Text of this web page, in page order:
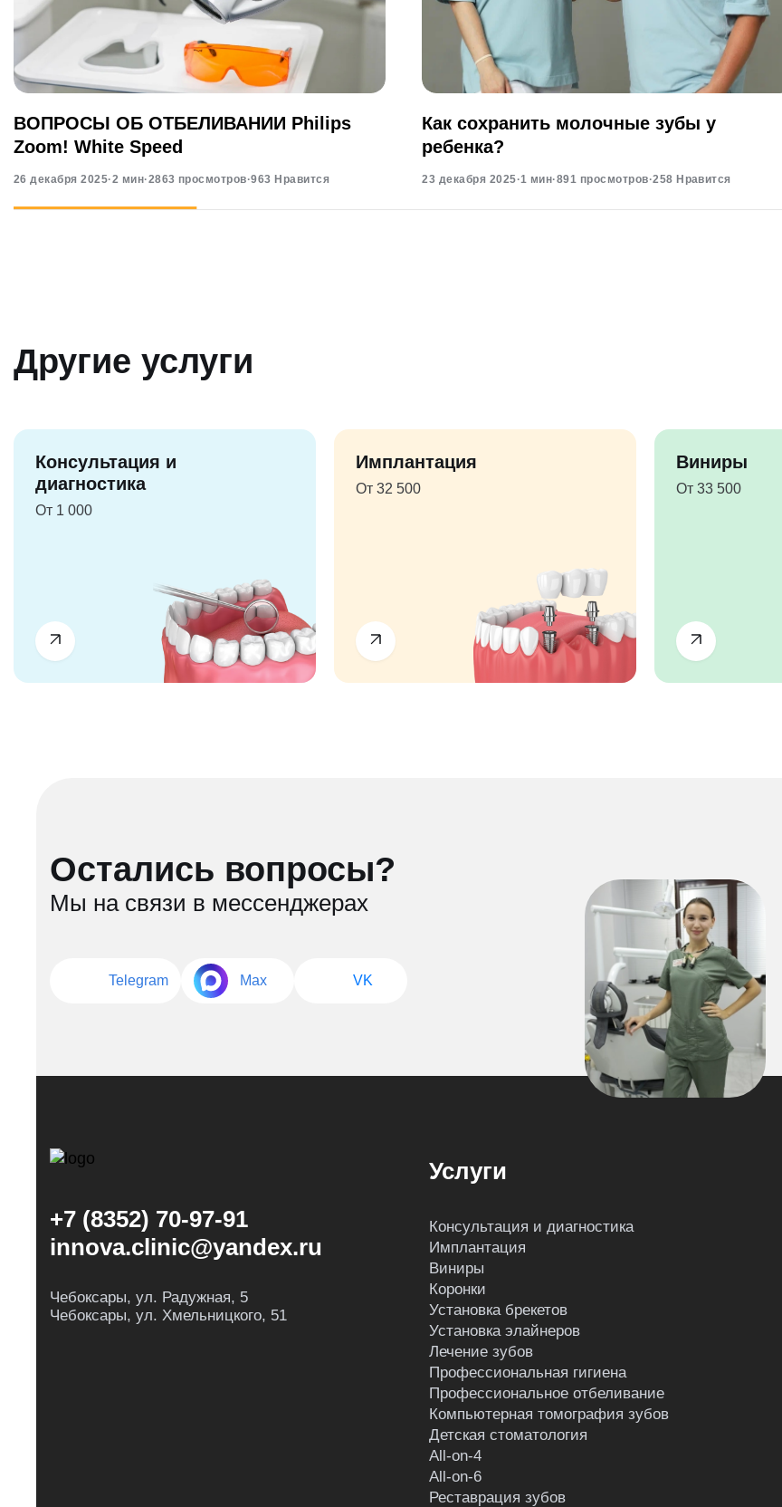
ВОПРОСЫ ОБ ОТБЕЛИВАНИИ Philips
Zoom! White Speed
26 декабря 2025·2 мин·2863 просмотров·963 Нравится
Как сохранить молочные зубы у
ребенка?
23 декабря 2025·1 мин·891 просмотров·258 Нравится
Другие услуги
Консультация и
диагностика
От 1 000
Имплантация
От 32 500
Виниры
От 33 500
Остались вопросы?
Мы на связи в мессенджерах
Telegram Max VK
+7 (8352) 70-97-91
innova.clinic@yandex.ru
Чебоксары, ул. Радужная, 5
Чебоксары, ул. Хмельницкого, 51
Услуги
Консультация и диагностика
Имплантация
Виниры
Коронки
Установка брекетов
Установка элайнеров
Лечение зубов
Профессиональная гигиена
Профессиональное отбеливание
Компьютерная томография зубов
Детская стоматология
All-on-4
All-on-6
Реставрация зубов